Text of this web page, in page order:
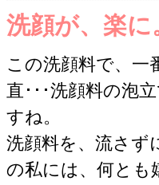
洗顔が、楽に
この洗顔料で、一
直･･･洗顔料の泡
すね。
洗顔料を、流さず
の私には、何とも